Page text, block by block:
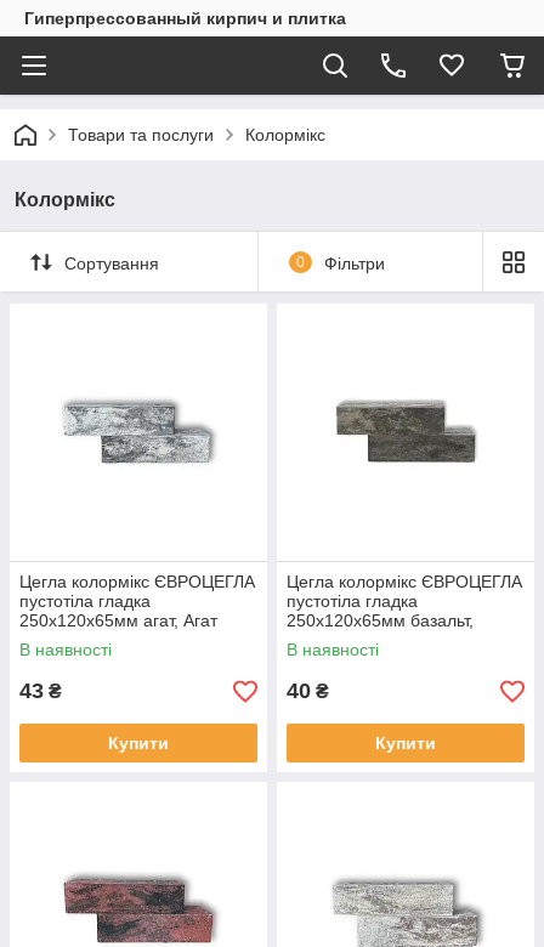
Гиперпрессованный кирпич и плитка
Товари та послуги Колормікс
Колормікс
Сортування 0 Фільтри
Цегла колормікс ЄВРОЦЕГЛА
пустотіла гладка
250х120х65мм агат, Агат
В наявності
43 ₴
Купити
Цегла колормікс ЄВРОЦЕГЛА
пустотіла гладка
250х120х65мм базальт,
Базальт
В наявності
40 ₴
Купити